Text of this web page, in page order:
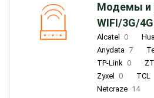
Модемы и
WIFI/3G/
Alcatel 0
Anydata 7
TP-Link 0
Zyxel
0 TCL
Netcraze 14